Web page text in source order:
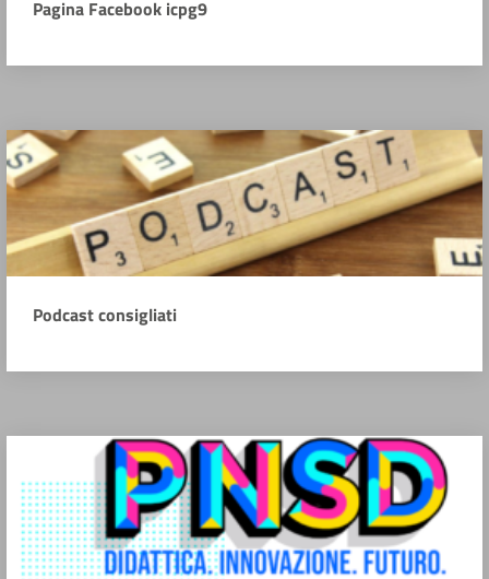
Pagina Facebook icpg9
Podcast consigliati